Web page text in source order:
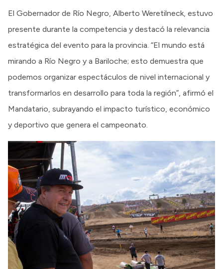
El Gobernador de Río Negro, Alberto Weretilneck, estuvo
presente durante la competencia y destacó la relevancia
estratégica del evento para la provincia. “El mundo está
mirando a Río Negro y a Bariloche; esto demuestra que
podemos organizar espectáculos de nivel internacional y
transformarlos en desarrollo para toda la región”, afirmó el
Mandatario, subrayando el impacto turístico, económico
y deportivo que genera el campeonato.